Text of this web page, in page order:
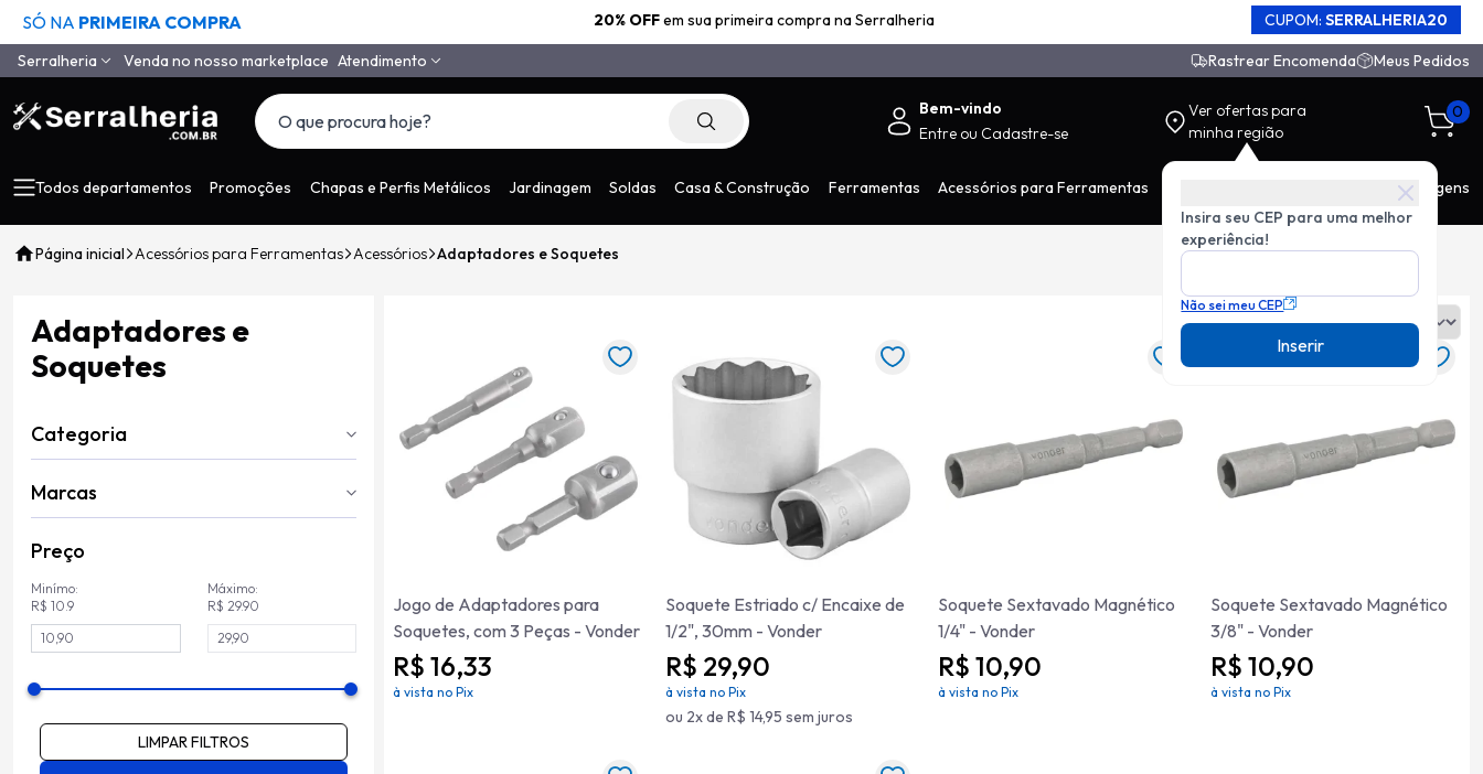
SÓ NA PRIMEIRA COMPRA 20% OFFem sua primeira compra na Serralheria CUPOM: SERRALHERIA20
Serralheria
Quem Somos
Segurança
Pagamento
Depoimentos de Clientes
LGPD
Venda no nosso marketplace Atendimento
(11) 4558-6994
(11) 97650-9985
Rastrear Encomenda Meus Pedidos
Bem-vindo
Entre ou Cadastre-se
Ver ofertas para
minha região
Insira seu CEP para uma melhor
experiência!
Não sei meu CEP
Inserir
0
Todos departamentos Promoções Chapas e Perfis Metálicos Jardinagem Soldas Casa & Construção Ferramentas Acessórios para Ferramentas Ferragens
Página inicial Acessórios para Ferramentas Acessórios Adaptadores e Soquetes
Adaptadores e
Soquetes
Categoria
Marcas
Preço
Minímo:
R$ 10.9
Máximo:
R$ 29.90
LIMPAR FILTROS
Ordenar:
Jogo de Adaptadores para
Soquetes, com 3 Peças - Vonder
R$ 16,33
à vista no Pix
Soquete Estriado c/ Encaixe de
1/2", 30mm - Vonder
R$ 29,90
à vista no Pix
ou 2x de R$ 14,95 sem juros
Soquete Sextavado Magnético
1/4" - Vonder
R$ 10,90
à vista no Pix
Soquete Sextavado Magnético
3/8" - Vonder
R$ 10,90
à vista no Pix